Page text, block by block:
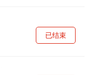
已结束